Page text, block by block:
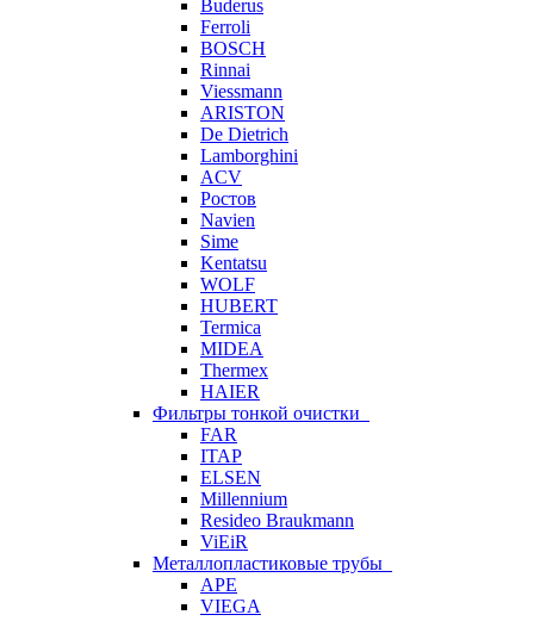
Buderus
Ferroli
BOSCH
Rinnai
Viessmann
ARISTON
De Dietrich
Lamborghini
ACV
Ростов
Navien
Sime
Kentatsu
WOLF
HUBERT
Termica
MIDEA
Thermex
HAIER
Фильтры тонкой очистки
FAR
ITAP
ELSEN
Millennium
Resideo Braukmann
ViEiR
Металлопластиковые трубы
APE
VIEGA